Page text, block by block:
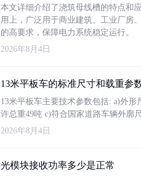
本文详细介绍了浇筑母线槽的特点和
用上，广泛用于商业建筑、工业厂房
的高要求，保障电力系统稳定运行。
2026年8月4日
13米平板车的标准尺寸和载重参
13米平板车主要技术参数包括: a)外形
许总重49吨 c)符合国家道路车辆外廓
2026年8月4日
光模块接收功率多少是正常